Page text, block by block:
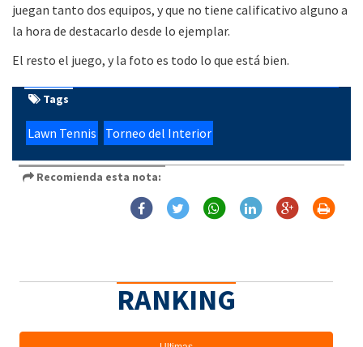
juegan tanto dos equipos, y que no tiene calificativo alguno a
la hora de destacarlo desde lo ejemplar.
El resto el juego, y la foto es todo lo que está bien.
Tags
Lawn Tennis Torneo del Interior
Recomienda esta nota:
RANKING